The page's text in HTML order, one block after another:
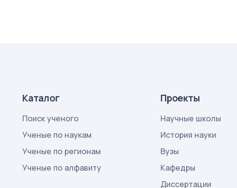
Каталог
Поиск ученого
Ученые по наукам
Ученые по регионам
Ученые по алфавиту
Проекты
Научные школы
История науки
Вузы
Кафедры
Диссертации